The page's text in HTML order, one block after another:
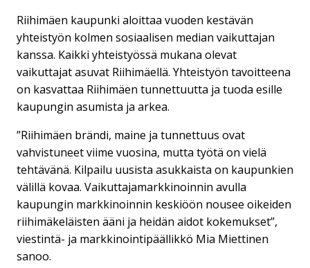
Riihimäen kaupunki aloittaa vuoden kestävän
yhteistyön kolmen sosiaalisen median vaikuttajan
kanssa. Kaikki yhteistyössä mukana olevat
vaikuttajat asuvat Riihimäellä. Yhteistyön tavoitteena
on kasvattaa Riihimäen tunnettuutta ja tuoda esille
kaupungin asumista ja arkea.
”Riihimäen brändi, maine ja tunnettuus ovat
vahvistuneet viime vuosina, mutta työtä on vielä
tehtävänä. Kilpailu uusista asukkaista on kaupunkien
välillä kovaa. Vaikuttajamarkkinoinnin avulla
kaupungin markkinoinnin keskiöön nousee oikeiden
riihimäkeläisten ääni ja heidän aidot kokemukset”,
viestintä- ja markkinointipäällikkö Mia Miettinen
sanoo.